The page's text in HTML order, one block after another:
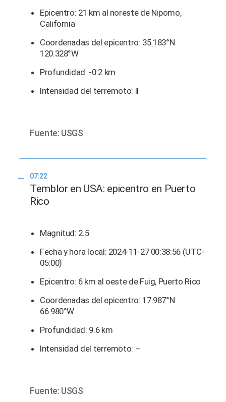
Epicentro: 21 km al noreste de Nipomo,
California
Coordenadas del epicentro: 35.183°N
120.328°W
Profundidad: -0.2 km
Intensidad del terremoto: II
Fuente: USGS
07:22
Temblor en USA: epicentro en Puerto
Rico
Magnitud: 2.5
Fecha y hora local: 2024-11-27 00:38:56 (UTC-
05:00)
Epicentro: 6 km al oeste de Fuig, Puerto Rico
Coordenadas del epicentro: 17.987°N
66.980°W
Profundidad: 9.6 km
Intensidad del terremoto: --
Fuente: USGS